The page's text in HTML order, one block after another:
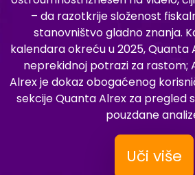
– da razotkrije složenost
stanovništvo gladno znanja.
kalendara okreću u 2025,
neprekidnoj potrazi za rastom;
Alrex je dokaz obogaćenog
sekcije Quanta Alrex za pregled
pouzdane
Uči više